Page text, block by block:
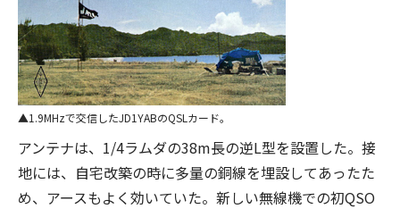
1.9MHzで交信したJD1YABのQSLカード。
アンテナは、1/4ラムダの38m長の逆L型を設置した。接
地には、自宅改築の時に多量の銅線を埋設してあったた
め、アースもよく効いていた。新しい無線機での初QSO